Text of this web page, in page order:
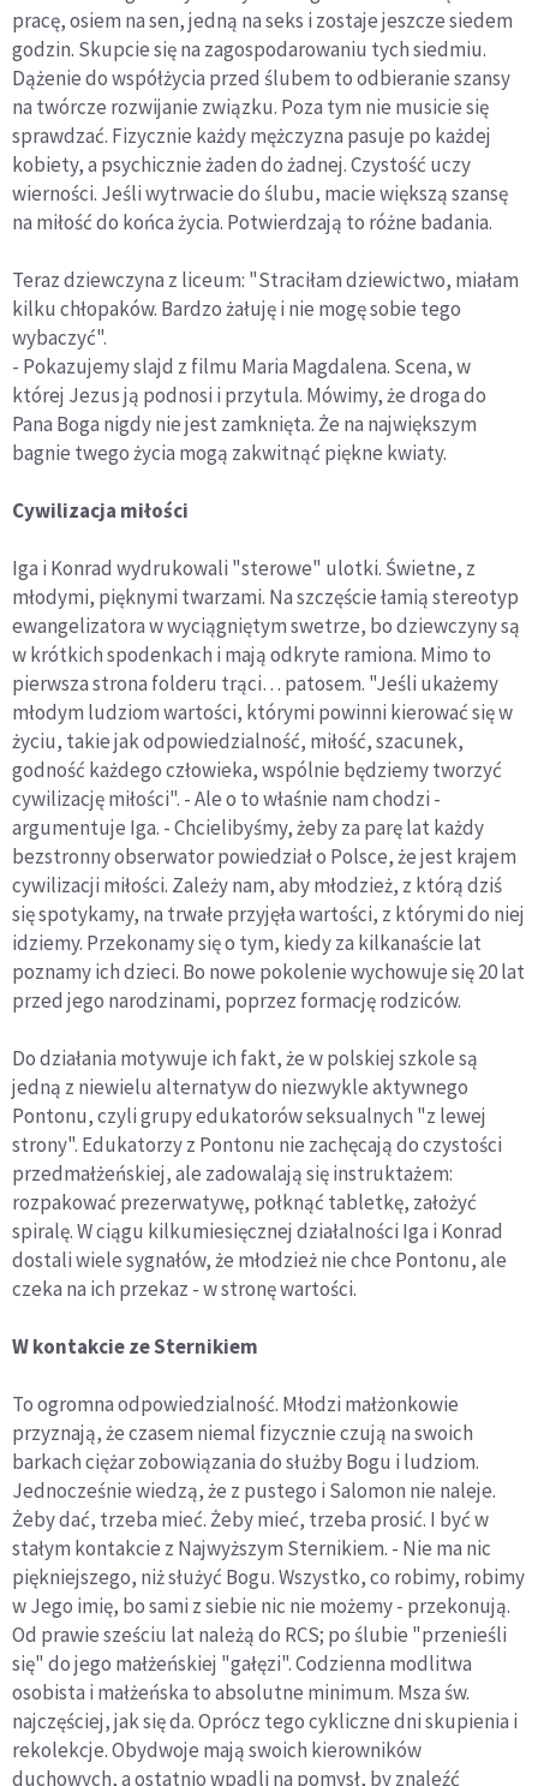
pracę, osiem na sen, jedną na seks i zostaje jeszcze siedem
godzin. Skupcie się na zagospodarowaniu tych siedmiu.
Dążenie do współżycia przed ślubem to odbieranie szansy
na twórcze rozwijanie związku. Poza tym nie musicie się
sprawdzać. Fizycznie każdy mężczyzna pasuje po każdej
kobiety, a psychicznie żaden do żadnej. Czystość uczy
wierności. Jeśli wytrwacie do ślubu, macie większą szansę
na miłość do końca życia. Potwierdzają to różne badania.
Teraz dziewczyna z liceum: "Straciłam dziewictwo, miałam
kilku chłopaków. Bardzo żałuję i nie mogę sobie tego
wybaczyć".
- Pokazujemy slajd z filmu Maria Magdalena. Scena, w
której Jezus ją podnosi i przytula. Mówimy, że droga do
Pana Boga nigdy nie jest zamknięta. Że na największym
bagnie twego życia mogą zakwitnąć piękne kwiaty.
Cywilizacja miłości
Iga i Konrad wydrukowali "sterowe" ulotki. Świetne, z
młodymi, pięknymi twarzami. Na szczęście łamią stereotyp
ewangelizatora w wyciągniętym swetrze, bo dziewczyny są
w krótkich spodenkach i mają odkryte ramiona. Mimo to
pierwsza strona folderu trąci… patosem. "Jeśli ukażemy
młodym ludziom wartości, którymi powinni kierować się w
życiu, takie jak odpowiedzialność, miłość, szacunek,
godność każdego człowieka, wspólnie będziemy tworzyć
cywilizację miłości". - Ale o to właśnie nam chodzi -
argumentuje Iga. - Chcielibyśmy, żeby za parę lat każdy
bezstronny obserwator powiedział o Polsce, że jest krajem
cywilizacji miłości. Zależy nam, aby młodzież, z którą dziś
się spotykamy, na trwałe przyjęła wartości, z którymi do niej
idziemy. Przekonamy się o tym, kiedy za kilkanaście lat
poznamy ich dzieci. Bo nowe pokolenie wychowuje się 20 lat
przed jego narodzinami, poprzez formację rodziców.
Do działania motywuje ich fakt, że w polskiej szkole są
jedną z niewielu alternatyw do niezwykle aktywnego
Pontonu, czyli grupy edukatorów seksualnych "z lewej
strony". Edukatorzy z Pontonu nie zachęcają do czystości
przedmałżeńskiej, ale zadowalają się instruktażem:
rozpakować prezerwatywę, połknąć tabletkę, założyć
spiralę. W ciągu kilkumiesięcznej działalności Iga i Konrad
dostali wiele sygnałów, że młodzież nie chce Pontonu, ale
czeka na ich przekaz - w stronę wartości.
W kontakcie ze Sternikiem
To ogromna odpowiedzialność. Młodzi małżonkowie
przyznają, że czasem niemal fizycznie czują na swoich
barkach ciężar zobowiązania do służby Bogu i ludziom.
Jednocześnie wiedzą, że z pustego i Salomon nie naleje.
Żeby dać, trzeba mieć. Żeby mieć, trzeba prosić. I być w
stałym kontakcie z Najwyższym Sternikiem. - Nie ma nic
piękniejszego, niż służyć Bogu. Wszystko, co robimy, robimy
w Jego imię, bo sami z siebie nic nie możemy - przekonują.
Od prawie sześciu lat należą do RCS; po ślubie "przenieśli
się" do jego małżeńskiej "gałęzi". Codzienna modlitwa
osobista i małżeńska to absolutne minimum. Msza św.
najczęściej, jak się da. Oprócz tego cykliczne dni skupienia i
rekolekcje. Obydwoje mają swoich kierowników
duchowych, a ostatnio wpadli na pomysł, by znaleźć